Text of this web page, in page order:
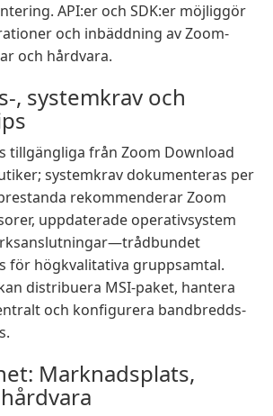
API:er och SDK:er möjliggör
och inbäddning av Zoom-
och hårdvara.
, systemkrav och
tillgängliga från Zoom Download
systemkrav dokumenteras per
rekommenderar Zoom
uppdaterade operativsystem
för högkvalitativa gruppsamtal.
distribuera MSI-paket, hantera
och konfigurera bandbredds-
Marknadsplats,